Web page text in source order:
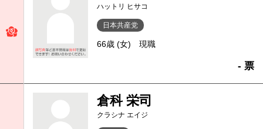
ハットリ ヒサコ
日本共産党
66歳 (女) 現職
- 票
倉科 栄司
クラシナ エイジ